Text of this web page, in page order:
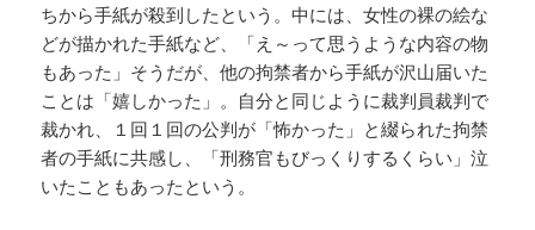
ちから手紙が殺到したという。中には、女性の裸の絵な
どが描かれた手紙など、「え～って思うような内容の物
もあった」そうだが、他の拘禁者から手紙が沢山届いた
ことは「嬉しかった」。自分と同じように裁判員裁判で
裁かれ、１回１回の公判が「怖かった」と綴られた拘禁
者の手紙に共感し、「刑務官もびっくりするくらい」泣
いたこともあったという。